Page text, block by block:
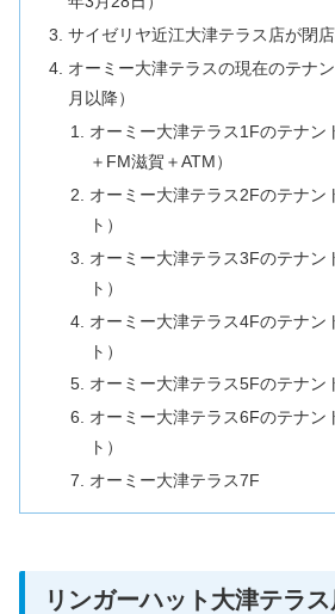
サイゼリヤ近江大津テラス店が閉
オーミー大津テラスの現在のテナ
月以降）
オーミー大津テラス1Fのテナン
＋FM滋賀＋ATM）
オーミー大津テラス2Fのテナン
ト）
オーミー大津テラス3Fのテナン
ト）
オーミー大津テラス4Fのテナン
ト）
オーミー大津テラス5Fのテナン
オーミー大津テラス6Fのテナン
ト）
オーミー大津テラス7F
リンガーハット大津テラ